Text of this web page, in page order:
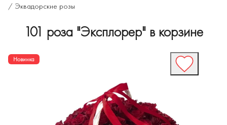
/ Эквадорские розы
101 роза "Эксплорер" в корзине
Новинка